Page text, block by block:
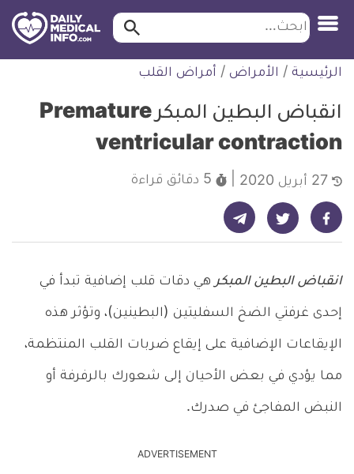
التخطي
للمحتوى
ابحث ابحث…
الرئيسية / الأمراض / أمراض القلب
انقباض البطين المبكر Premature
ventricular contraction
5 دقائق قراءة
شارك على فيسبوك - ديلي ميديكال انفو شارك على تويتر - ديلي ميديكال انفو شارك على تيليجرام - ديلي ميديكال انفو
انقباض البطين المبكر هي دقات قلب إضافية تبدأ في
إحدى غرفتي الضخ السفليتين (البطينين)، وتؤثر هذه
الإيقاعات الإضافية على إيقاع ضربات القلب المنتظمة،
مما يؤدي في بعض الأحيان إلى شعورك بالرفرفة أو
النبض المفاجئ في صدرك.
ADVERTISEMENT